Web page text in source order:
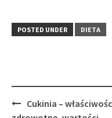
POSTED UNDER DIETA
Post
navigation
Cukinia –